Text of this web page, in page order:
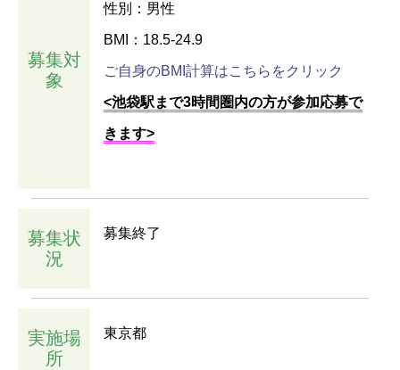
募集対
象
性別：男性
BMI：18.5-24.9
ご自身のBMI計算はこちらをクリック
<池袋駅まで3時間圏内の方が参加応募で
きます>
募集状
況
募集終了
実施場
所
東京都